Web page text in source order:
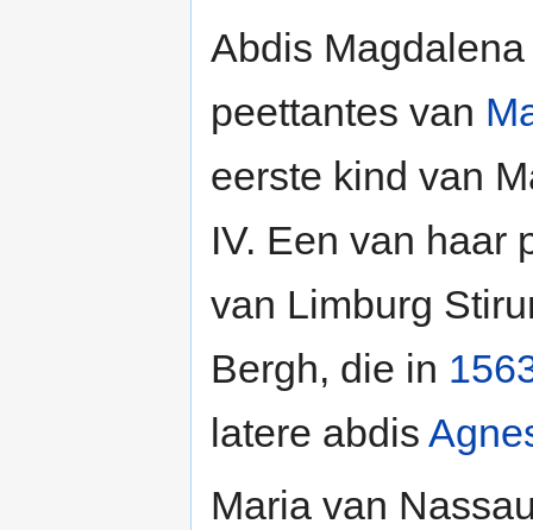
Abdis
peettantes van
eerste kind van
IV. Een van haar
van Limburg
Bergh, die in
latere abdis
Maria van